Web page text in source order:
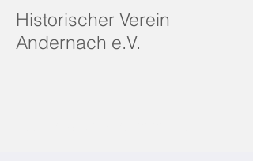
Historischer Verein
Andernach e.V.